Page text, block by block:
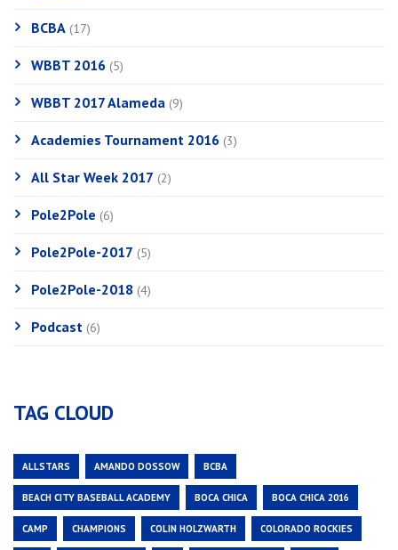
BCBA (17)
WBBT 2016 (5)
WBBT 2017 Alameda (9)
Academies Tournament 2016 (3)
All Star Week 2017 (2)
Pole2Pole (6)
Pole2Pole-2017 (5)
Pole2Pole-2018 (4)
Podcast (6)
TAG CLOUD
ALLSTARS AMANDO DOSSOW BCBA
BEACH CITY BASEBALL ACADEMY BOCA CHICA BOCA CHICA 2016
CAMP CHAMPIONS COLIN HOLZWARTH COLORADO ROCKIES